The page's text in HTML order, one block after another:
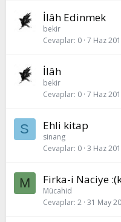
İlâh Edinmek
bekir
Cevaplar 0 7 Haz
İlâh
bekir
Cevaplar 0 7 Haz
S Ehli kitap
sinang
Cevaplar 0 3 Haz
M Firka-i Naciye
Mücahid
Cevaplar 2 31 May